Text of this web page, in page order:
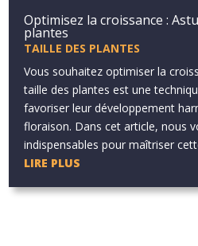
Optimisez la croissance :
plantes
TAILLE DES PLANTES
Vous souhaitez optimiser la
taille des plantes est une
favoriser leur développement
floraison. Dans cet article, nous
indispensables pour maîtriser
LIRE PLUS